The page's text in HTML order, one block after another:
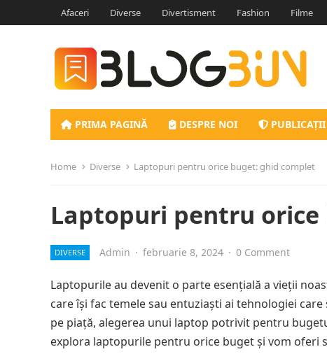
Afaceri Diverse Divertisment Fashion Filme
PRIMA PAGINĂ DESPRE NOI PUBLICAȚII
Home Diverse Laptopuri pentru orice buget: ghid complet
Laptopuri pentru
DIVERSE Admin · februarie 8, 2024 · 0 Comment
Laptopurile au devenit o parte esențială a vieții
care își fac temele sau entuziaști ai tehnologiei
pe piață, alegerea unui laptop potrivit pentru
explora laptopurile pentru orice buget și vom oferi